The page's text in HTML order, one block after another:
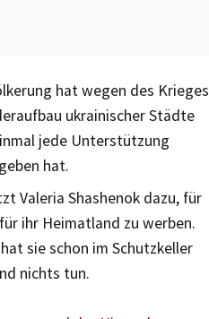
hat wegen des Krieges
ukrainischer Städte
jede Unterstützung
hat.
Valeria Shashenok dazu, für
ihr Heimatland zu werben.
sie schon im Schutzkeller
nichts tun.